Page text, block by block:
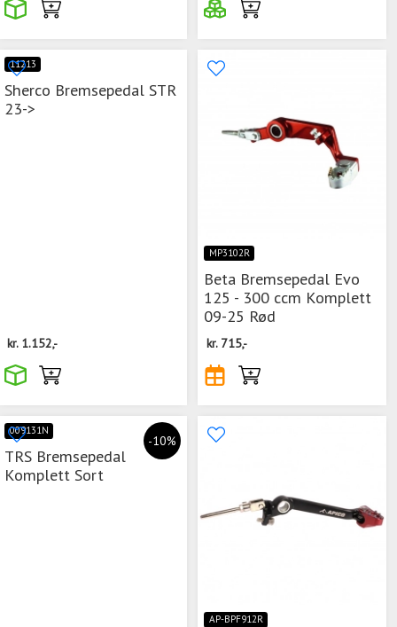
11213
Sherco Bremsepedal STR
23->
kr. 1.152,-
MP3102R
Beta Bremsepedal Evo
125 - 300 ccm Komplett
09-25 Rød
kr. 715,-
-10%
009131N
TRS Bremsepedal
Komplett Sort
AP-BPF912R